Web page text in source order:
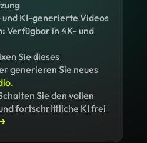
KI-generierte Videos
Verfügbar in 4K- und
Sie dieses
generieren Sie neues
Sie den vollen
fortschrittliche KI frei